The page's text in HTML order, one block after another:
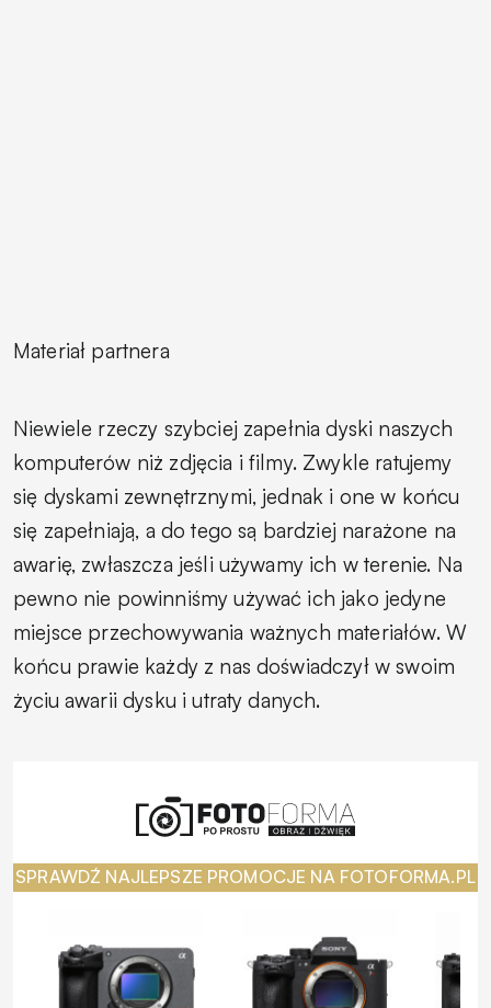
Materiał partnera
Niewiele rzeczy szybciej zapełnia dyski naszych
komputerów niż zdjęcia i filmy. Zwykle ratujemy
się dyskami zewnętrznymi, jednak i one w końcu
się zapełniają, a do tego są bardziej narażone na
awarię, zwłaszcza jeśli używamy ich w terenie. Na
pewno nie powinniśmy używać ich jako jedyne
miejsce przechowywania ważnych materiałów. W
końcu prawie każdy z nas doświadczył w swoim
życiu awarii dysku i utraty danych.
SPRAWDŹ NAJLEPSZE PROMOCJE NA FOTOFORMA.PL